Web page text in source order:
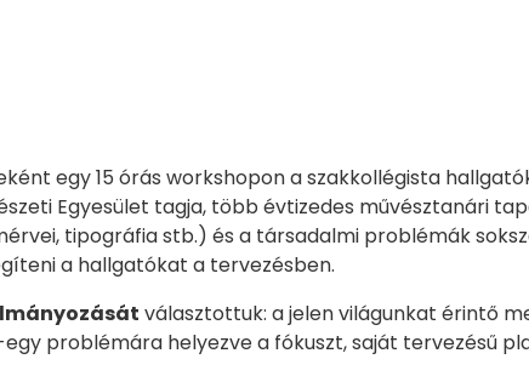
egy 15 órás workshopon a szakkollégista
Egyesület tagja, több évtizedes művésztanári
tipográfia stb.) és a társadalmi problémák
a hallgatókat a tervezésben.
választottuk: a jelen világunkat érintő
problémára helyezve a fókuszt, saját tervezésű